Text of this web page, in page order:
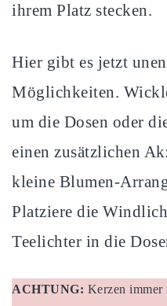
ihrem Platz stecken.
Hier gibt es jetzt
Möglichkeiten.
um die Dosen oder
einen zusätzlichen
kleine Blumen-
Platziere die
Teelichter in die
ACHTUNG: Kerzen immer